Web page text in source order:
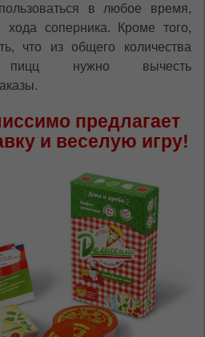
в любое время,
соперника. Кроме того,
что из общего количества
пицц нужно вычесть
предлагает
и веселую игру!